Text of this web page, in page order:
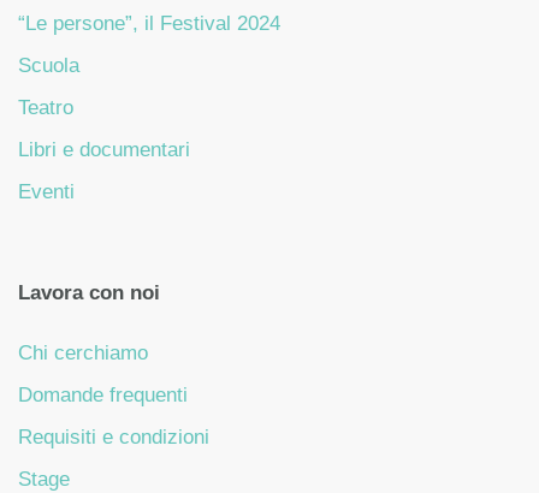
“Le persone”, il Festival 2024
Scuola
Teatro
Libri e documentari
Eventi
Lavora con noi
Chi cerchiamo
Domande frequenti
Requisiti e condizioni
Stage